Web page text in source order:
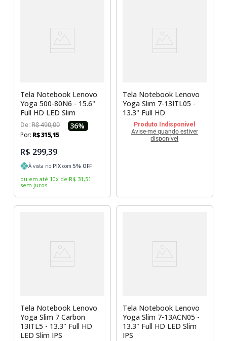
Tela Notebook Lenovo
Yoga 500-80N6 - 15.6"
Full HD LED Slim
De:R$ 490,00 36%
Por: R$315,15
R$ 299,39
À vista noPIX com5% OFF
ou em até 10x de R$ 31,51
sem juros
Tela Notebook Lenovo
Yoga Slim 7-13ITL05 -
13.3" Full HD
Produto Indisponível
Avise-me quando estiver
disponível
Tela Notebook Lenovo
Yoga Slim 7 Carbon
13ITL5 - 13.3" Full HD
LED Slim IPS
Tela Notebook Lenovo
Yoga Slim 7-13ACN05 -
13.3" Full HD LED Slim
IPS